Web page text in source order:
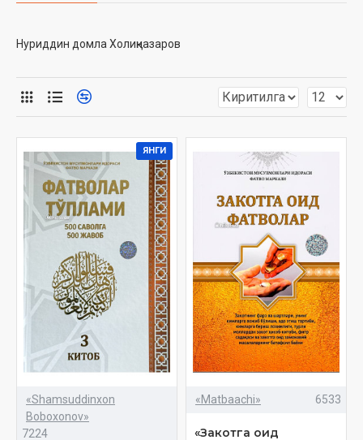
Нуриддин домла Холиқназаров
ЯНГИ
«Shamsuddinxon
Boboxonov»
7224
«Matbaachi» 6533
«Закотга оид